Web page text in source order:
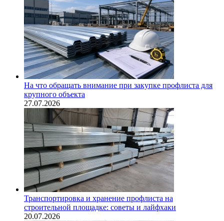
На что обращать внимание при закупке профлиста для
крупного объекта
27.07.2026
Транспортировка и хранение профлиста на
строительной площадке: советы и лайфхаки
20.07.2026